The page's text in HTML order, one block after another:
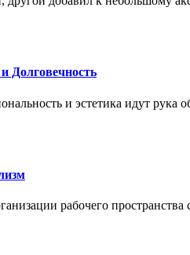
Долговечность
и эстетика идут
рабочего пространства